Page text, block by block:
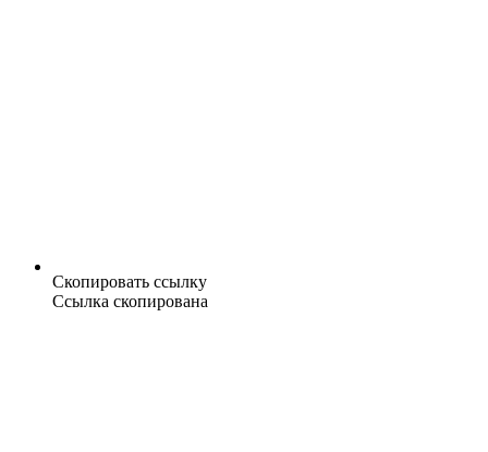
Скопировать ссылку
Ссылка скопирована